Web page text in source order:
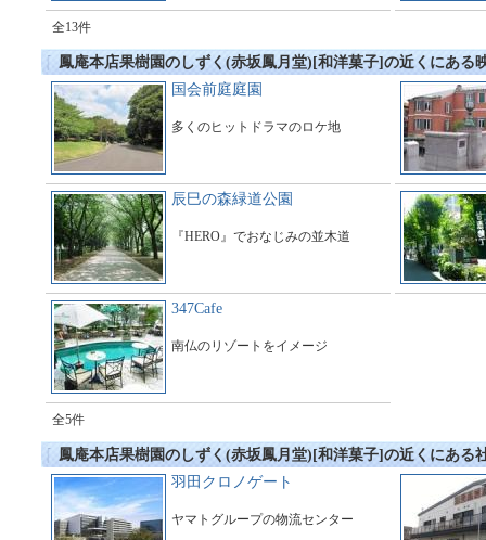
全13件
鳳庵本店果樹園のしずく(赤坂鳳月堂)[和洋菓子]の近くにある
国会前庭庭園
多くのヒットドラマのロケ地
辰巳の森緑道公園
『HERO』でおなじみの並木道
347Cafe
南仏のリゾートをイメージ
全5件
鳳庵本店果樹園のしずく(赤坂鳳月堂)[和洋菓子]の近くにある
羽田クロノゲート
ヤマトグループの物流センター